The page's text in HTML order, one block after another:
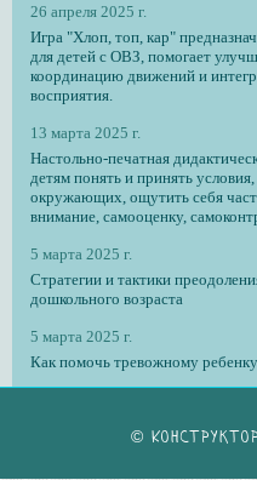
26 апреля 2025 г.
Игра "Хлоп, топ, кар"
для детей с ОВЗ, помогает
координацию движений и
восприятия.
13 марта 2025 г.
Настольно-печатная
детям понять и принять
окружающих, ощутить себя
внимание, самооценку,
5 марта 2025 г.
Стратегии и тактики
дошкольного возраста
5 марта 2025 г.
Как помочь тревожному ребенку
©